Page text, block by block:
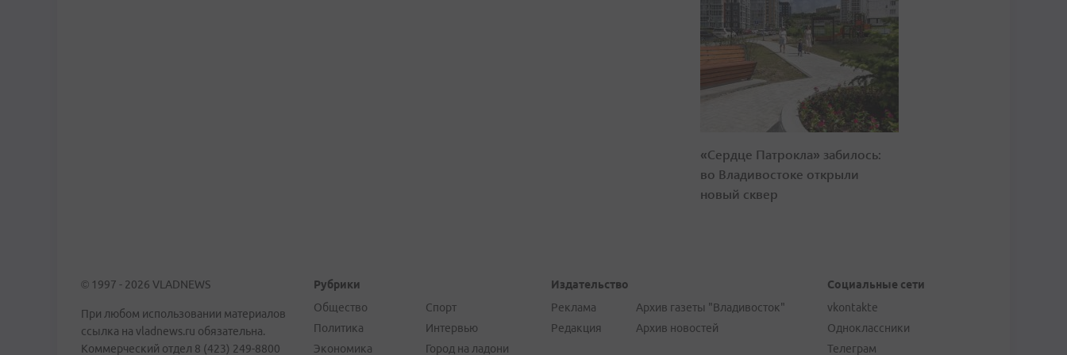
«Сердце Патрокла» забилось:
во Владивостоке открыли
новый сквер
© 1997 - 2026 VLADNEWS
При любом использовании материалов
ссылка на vladnews.ru обязательна.
Коммерческий отдел 8 (423) 249-8800
Рубрики
Общество
Политика
Экономика
Спорт
Интервью
Город на ладони
Издательство
Реклама
Редакция
Архив газеты "Владивосток"
Архив новостей
Социальные сети
vkontakte
Одноклассники
Телеграм